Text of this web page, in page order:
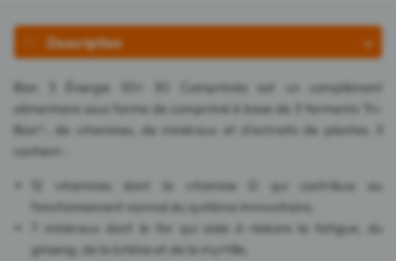
Description
Bion 3 Énergie 50+ 30 Comprimés est un complément
alimentaire sous forme de comprimé à base de 3 ferments Tri-
Bion®, de vitamines, de minéraux et d'extraits de plantes. Il
contient :
12 vitamines dont la vitamine D qui contribue au
fonctionnement normal du système immunitaire,
7 minéraux dont le fer qui aide à réduire la fatigue, du
ginseng, de la lutéine et de la myrtille,